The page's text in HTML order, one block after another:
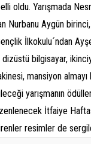
oldu. Yarışmada
Nurbanu Aygün
İlkokulu´ndan
bilgisayar,
mansiyon almayı
yarışmanın
İtfaiye
resimler de